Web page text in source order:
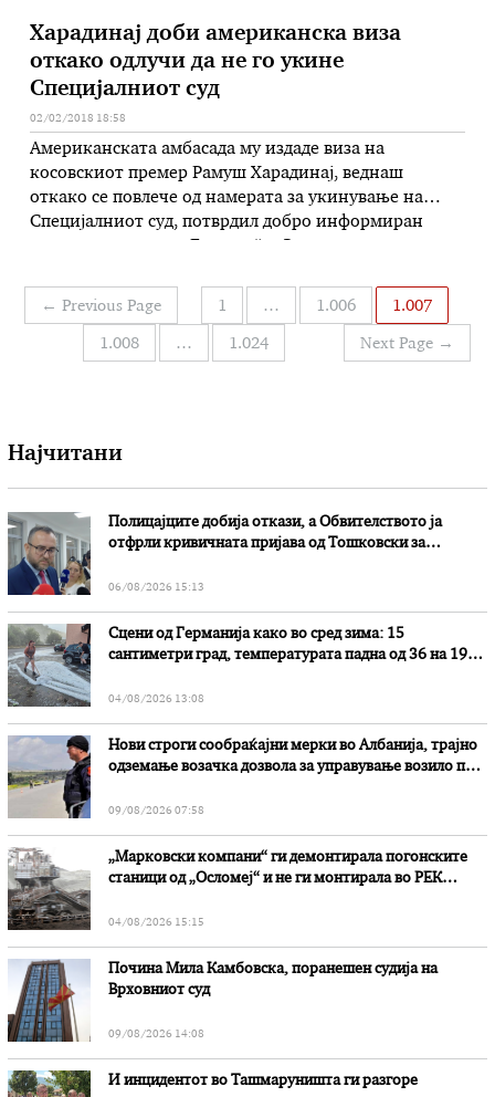
Харадинај доби американска виза
откако одлучи да не го укине
Специјалниот суд
02/02/2018 18:58
Американската амбасада му издаде виза на
косовскиот премер Рамуш Харадинај, веднаш
откако се повлече од намерата за укинување на
Специјалниот суд, потврдил добро информиран
премерот Рамуш Хараднај е награден со
американска виза,за што неодамна беше одбиен,
бидејќи не успеа да ги …
Навигација
← Previous Page 1 … 1.006 1.007
1.008 … 1.024 Next Page →
Најчитани
Полицајците добија откази, а Обвителството ја
отфрли кривичната пријава од Тошковски за
06/08/2026 15:13
Сцени од Германија како во сред зима: 15
сантиметри град, температурата падна од 36 на 19
04/08/2026 13:08
Нови строги сообраќајни мерки во Aлбанија, трајно
одземање возачка дозвола за управување возило под
09/08/2026 07:58
„Марковски компани“ ги демонтирала погонските
станици од „Осломеј“ и не ги монтирала во РЕК
04/08/2026 15:15
Почина Мила Камбовска, поранешен судија на
Врховниот суд
09/08/2026 14:08
И инцидентот во Ташмаруништa ги разгоре